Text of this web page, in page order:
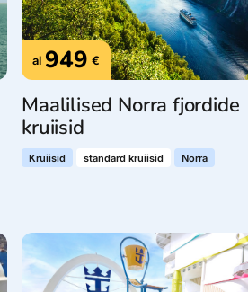
al 949 €
Maalilised Norra fjordide
kruiisid
Kruiisid standard kruiisid Norra